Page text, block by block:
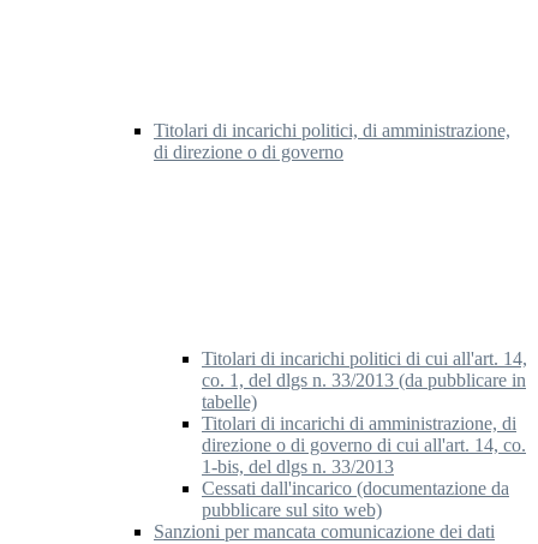
Titolari di incarichi politici, di amministrazione,
di direzione o di governo
Titolari di incarichi politici di cui all'art. 14,
co. 1, del dlgs n. 33/2013 (da pubblicare in
tabelle)
Titolari di incarichi di amministrazione, di
direzione o di governo di cui all'art. 14, co.
1-bis, del dlgs n. 33/2013
Cessati dall'incarico (documentazione da
pubblicare sul sito web)
Sanzioni per mancata comunicazione dei dati